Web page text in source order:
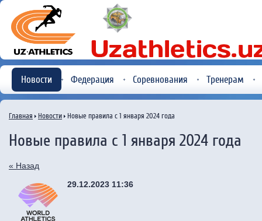
Новости Федерация Соревнования Тренерам
Главная Новости Новые правила с 1 января 2024 года
Новые правила с 1 января 2024 года
« Назад
29.12.2023 11:36